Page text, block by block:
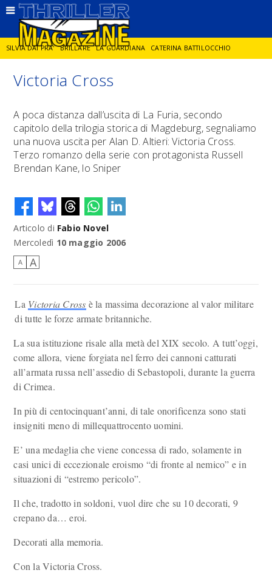
SILVIA DAI PRA' BRILLARE LA GUARDIANA CATERINA BATTILOCCHIO
JORGE DIAZ LA SPIA DELITTO IN CORNICE
DIEGO ZANDEL GLI ANNI DI PIETRA
Victoria Cross
A poca distanza dall’uscita di La Furia, secondo
capitolo della trilogia storica di Magdeburg, segnaliamo
una nuova uscita per Alan D. Altieri: Victoria Cross.
Terzo romanzo della serie con protagonista Russell
Brendan Kane, lo Sniper
Articolo di Fabio Novel
Mercoledì 10 maggio 2006
A A
La Victoria Cross è la massima decorazione al valor militare
di tutte le forze armate britanniche.
La sua istituzione risale alla metà del XIX secolo. A tutt’oggi,
come allora, viene forgiata nel ferro dei cannoni catturati
all’armata russa nell’assedio di Sebastopoli, durante la guerra
di Crimea.
In più di centocinquant’anni, di tale onorificenza sono stati
insigniti meno di millequattrocento uomini.
E’ una medaglia che viene concessa di rado, solamente in
casi unici di eccezionale eroismo “di fronte al nemico” e in
situazioni di “estremo pericolo”.
Il che, tradotto in soldoni, vuol dire che su 10 decorati, 9
crepano da… eroi.
Decorati alla memoria.
Con la Victoria Cross.